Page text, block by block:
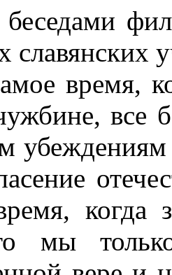
славянских
время,
все
убеждениям
когда
мы